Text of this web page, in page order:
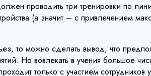
проводить три тренировки по
(а значит – с привлечением
то можно сделать вывод, что
Но вовлекать в учения большое
только с участием